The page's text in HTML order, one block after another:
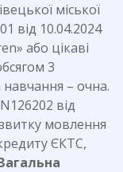
міської
від 10.04.2024
або цікаві
3
– очна.
від
мовлення
ЄКТС,